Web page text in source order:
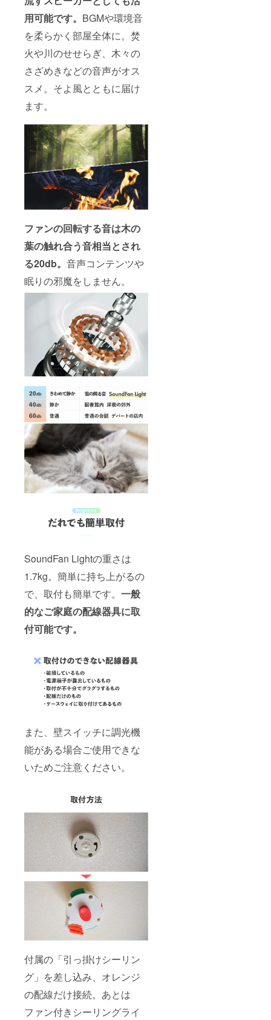
用可能です。 BGMや環境音
を柔らかく部屋全体に。焚
火や川のせせらぎ、木々の
さざめきなどの音声がオス
スメ。そよ風とともに届け
ます。
ファンの回転する音は木の
葉の触れ合う音相当とされ
る20db。 音声コンテンツや
眠りの邪魔をしません。
SoundFan Lightの重さは
1.7kg。簡単に持ち上がるの
で、取付も簡単です。 一般
的なご家庭の配線器具に取
付可能です。
また、壁スイッチに調光機
能がある場合ご使用できな
いためご注意ください。
付属の「引っ掛けシーリン
グ」を差し込み、オレンジ
の配線だけ接続。あとは
ファン付きシーリングライ